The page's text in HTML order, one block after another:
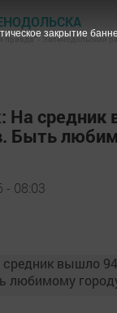
правда" - Зеленодольский
На средник
Быть
- 08:03
закрытие